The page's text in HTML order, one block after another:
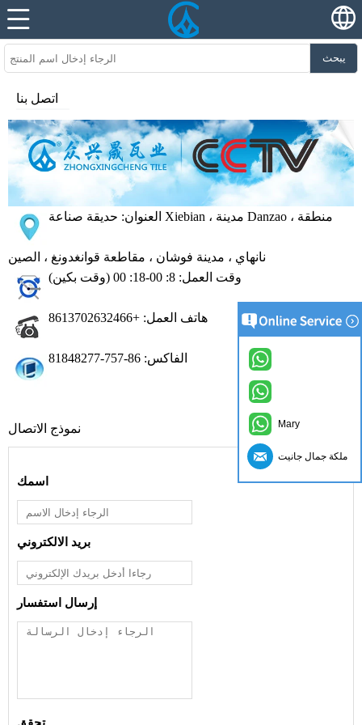
يبحث
اتصل بنا
العنوان: حديقة صناعة Xiebian ، مدينة Danzao ، منطقة
نانهاي ، مدينة فوشان ، مقاطعة قوانغدونغ ، الصين
وقت العمل: 8: 00-18: 00 (وقت بكين)
هاتف العمل: +8613702632466
الفاكس: 86-757-81848277
نموذج الاتصال
اسمك
بريد الالكتروني
إرسال استفسار
Mary
ملكة جمال جانيت